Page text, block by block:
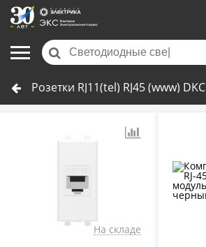
Розетки RJ11(tel) RJ45 (www) DKC
На складе